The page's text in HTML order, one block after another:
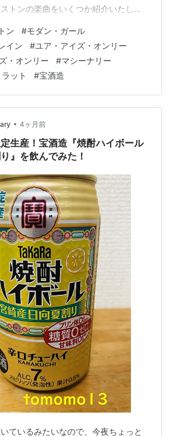
トンの楽曲をいくつか紹介いたしま
デビューアルバムです！）
ン #モダン・ガール
イン #ユア・アイズ・オンリー
・オンリー #マシーナリー
ット #宝酒造
• 4ヶ月前
生産！宝酒造『焼酎ハイボール
』を飲んでみた！
ているみたいなので、今夜ちょっと